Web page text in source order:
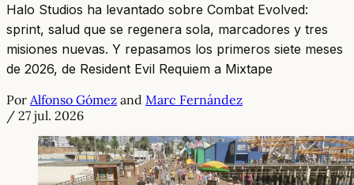
Halo Studios ha levantado sobre Combat Evolved:
sprint, salud que se regenera sola, marcadores y tres
misiones nuevas. Y repasamos los primeros siete meses
de 2026, de Resident Evil Requiem a Mixtape
Por Alfonso Gómez and Marc Fernández
/ 27 jul. 2026